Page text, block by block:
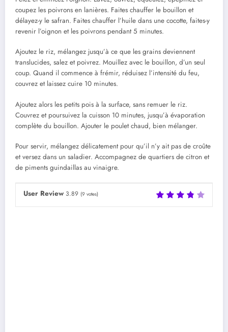
coupez les poivrons en lanières. Faites chauffer le bouillon et
délayez-y le safran. Faites chauffer l’huile dans une cocotte, faites-y
revenir l’oignon et les poivrons pendant 5 minutes.
Ajoutez le riz, mélangez jusqu’à ce que les grains deviennent
translucides, salez et poivrez. Mouillez avec le bouillon, d’un seul
coup. Quand il commence à frémir, réduisez l’intensité du feu,
couvrez et laissez cuire 10 minutes.
Ajoutez alors les petits pois à la surface, sans remuer le riz.
Couvrez et poursuivez la cuisson 10 minutes, jusqu’à évaporation
complète du bouillon. Ajouter le poulet chaud, bien mélanger.
Pour servir, mélangez délicatement pour qu’il n’y ait pas de croûte
et versez dans un saladier. Accompagnez de quartiers de citron et
de piments guindaillas au vinaigre.
User Review 3.89 (9 votes)